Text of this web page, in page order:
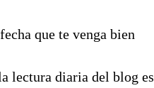
que te venga bien
lectura diaria del blog es